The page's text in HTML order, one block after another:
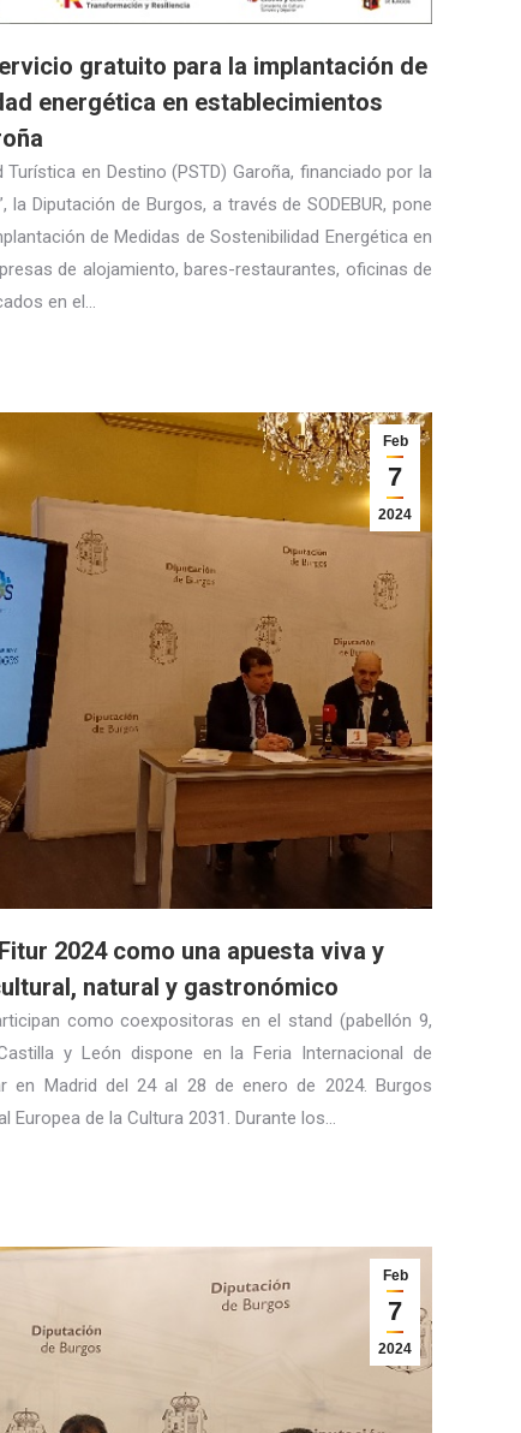
gratuito para la implantación de
energética en establecimientos
en Destino (PSTD) Garoña, financiado por la
la Diputación de Burgos, a través de SODEBUR, pone
de Medidas de Sostenibilidad Energética en
de alojamiento, bares-restaurantes, oficinas de
en el…
Feb
7
2024
2024 como una apuesta viva y
natural y gastronómico
como coexpositoras en el stand (pabellón 9,
y León dispone en la Feria Internacional de
en Madrid del 24 al 28 de enero de 2024. Burgos
Europea de la Cultura 2031. Durante los…
Feb
7
2024